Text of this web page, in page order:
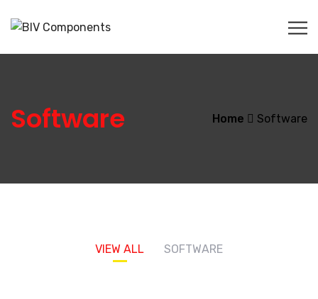
Software Home Software
VIEW ALL SOFTWARE